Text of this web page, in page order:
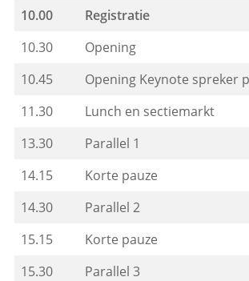
Spring
het
10.00
Registratie
10.30
Opening
10.45
Opening Keynote spreker
11.30
Lunch en sectiemarkt
13.30
Parallel 1
14.15
Korte pauze
14.30
Parallel 2
15.15
Korte pauze
15.30
Parallel 3